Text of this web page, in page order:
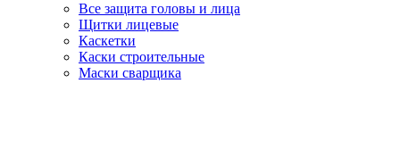
Все защита головы и лица
Щитки лицевые
Каскетки
Каски строительные
Маски сварщика